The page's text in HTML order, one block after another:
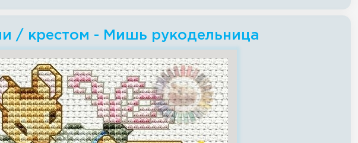
/ крестом - Мишь рукодельница